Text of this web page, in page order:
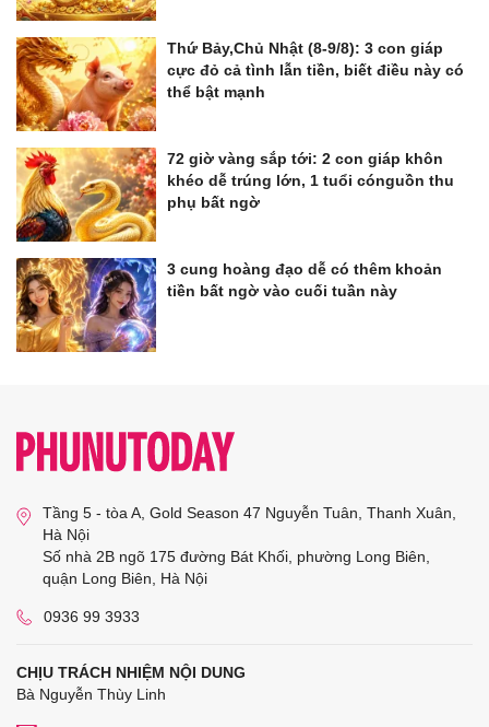
Thứ Bảy,Chủ Nhật (8-9/8): 3 con giáp
cực đỏ cả tình lẫn tiền, biết điều này có
thể bật mạnh
72 giờ vàng sắp tới: 2 con giáp khôn
khéo dễ trúng lớn, 1 tuổi cónguồn thu
phụ bất ngờ
3 cung hoàng đạo dễ có thêm khoản
tiền bất ngờ vào cuối tuần này
Tầng 5 - tòa A, Gold Season 47 Nguyễn Tuân, Thanh Xuân,
Hà Nội
Số nhà 2B ngõ 175 đường Bát Khối, phường Long Biên,
quận Long Biên, Hà Nội
0936 99 3933
CHỊU TRÁCH NHIỆM NỘI DUNG
Bà Nguyễn Thùy Linh